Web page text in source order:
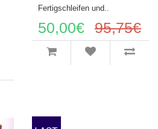
Fertigschleifen und..
50,00€ 95,75€